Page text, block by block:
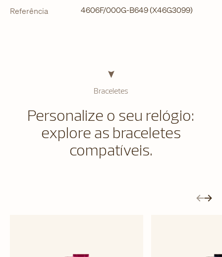
Referência 4606F/000G-B649 (X46G3099)
Braceletes
Personalize o seu relógio:
explore as braceletes
compatíveis.